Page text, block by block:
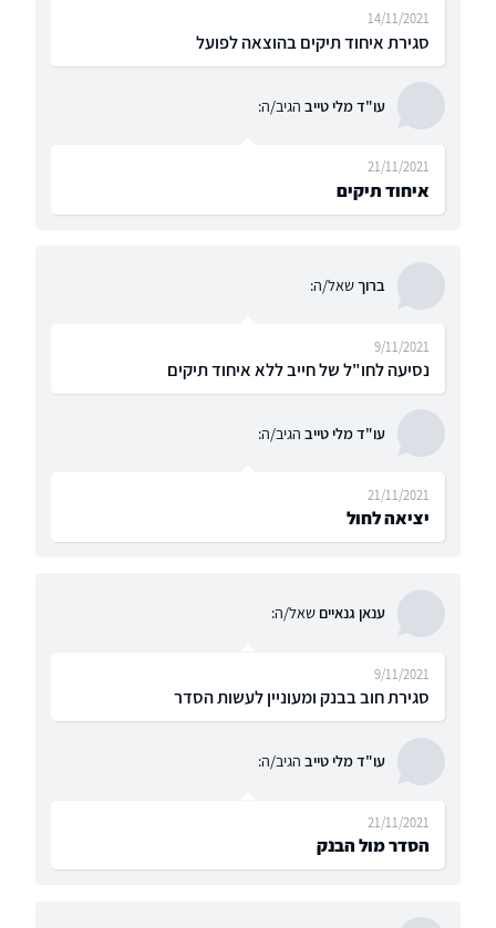
סגירת איחוד תיקים בהוצאה לפועל
14/11/2021
עו"ד מלי טייב הגיב/ה:
איחוד תיקים
21/11/2021
ברוךשאל/ה:
נסיעה לחו"ל של חייב ללא איחוד תיקים
9/11/2021
עו"ד מלי טייב הגיב/ה:
יציאה לחול
21/11/2021
ענאן גנאיים שאל/ה:
סגירת חוב בבנק ומעוניין לעשות הסדר
9/11/2021
עו"ד מלי טייב הגיב/ה:
הסדר מול הבנק
21/11/2021